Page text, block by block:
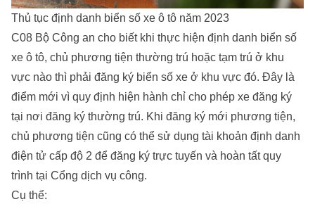
Thủ tục định danh biển số xe ô tô năm 2023
C08 Bộ Công an cho biết khi thực hiện định danh biển số
xe ô tô, chủ phương tiện thường trú hoặc tạm trú ở khu
vực nào thì phải đăng ký biển số xe ở khu vực đó. Đây là
điểm mới vì quy định hiện hành chỉ cho phép xe đăng ký
tại nơi đăng ký thường trú. Khi đăng ký mới phương tiện,
chủ phương tiện cũng có thể sử dụng tài khoản định danh
điện tử cấp độ 2 để đăng ký trực tuyến và hoàn tất quy
trình tại Cổng dịch vụ công.
Cụ thể: